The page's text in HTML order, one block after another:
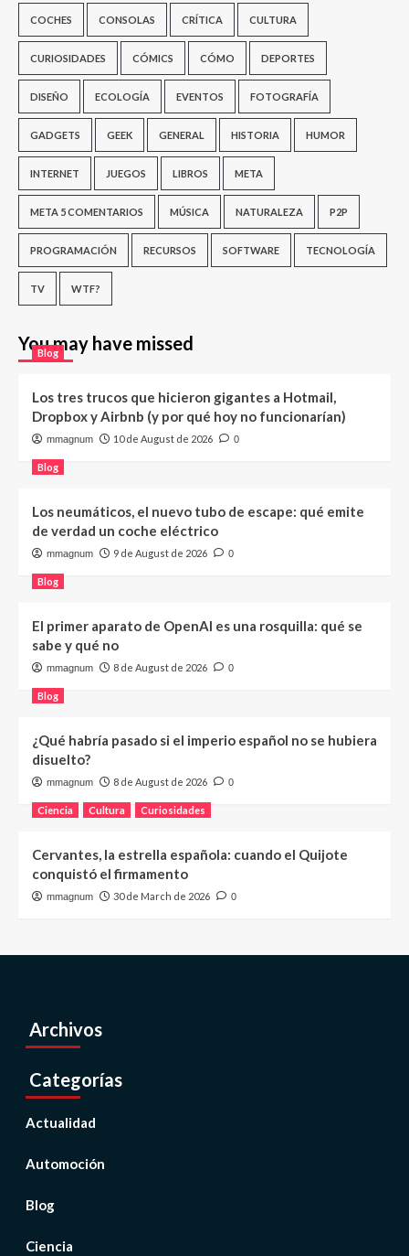
COCHES CONSOLAS CRÍTICA CULTURA
CURIOSIDADES CÓMICS CÓMO DEPORTES
DISEÑO ECOLOGÍA EVENTOS FOTOGRAFÍA
GADGETS GEEK GENERAL HISTORIA HUMOR
INTERNET JUEGOS LIBROS META
META 5 COMENTARIOS MÚSICA NATURALEZA P2P
PROGRAMACIÓN RECURSOS SOFTWARE TECNOLOGÍA
TV WTF?
You may have missed
Blog
Los tres trucos que hicieron gigantes a Hotmail,
Dropbox y Airbnb (y por qué hoy no funcionarían)
mmagnum 10 de August de 2026 0
Blog
Los neumáticos, el nuevo tubo de escape: qué emite
de verdad un coche eléctrico
mmagnum 9 de August de 2026 0
Blog
El primer aparato de OpenAI es una rosquilla: qué se
sabe y qué no
mmagnum 8 de August de 2026 0
Blog
¿Qué habría pasado si el imperio español no se hubiera
disuelto?
mmagnum 8 de August de 2026 0
Ciencia Cultura Curiosidades
Cervantes, la estrella española: cuando el Quijote
conquistó el firmamento
mmagnum 30 de March de 2026 0
Archivos
Categorías
Actualidad
Automoción
Blog
Ciencia